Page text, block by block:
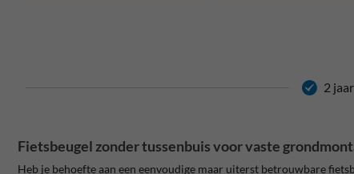
2
Fietsbeugel zonder tussenbuis voor vaste
Heb je behoefte aan een eenvoudige maar uiterst betrouwbare